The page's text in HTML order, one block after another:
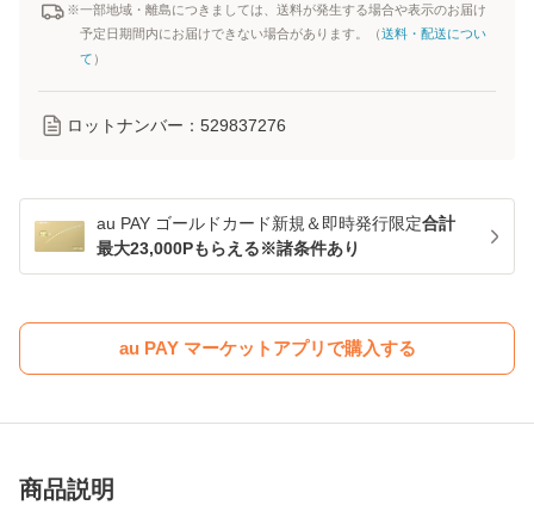
※一部地域・離島につきましては、送料が発生する場合や表示のお届け
予定日期間内にお届けできない場合があります。（送料・配送につい
て ）
ロットナンバー： 529837276
au PAY ゴールドカード新規＆即時発行限定合計
最大23,000Pもらえる※諸条件あり
au PAY マーケットアプリで購入する
商品説明